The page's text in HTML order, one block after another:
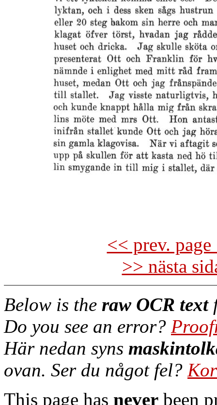
<< prev.
>> nästa
Below is the raw OCR text
Do you see an error?
Här nedan syns
ovan. Ser du något fel?
This page has never been